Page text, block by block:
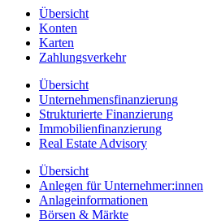
Übersicht
Konten
Karten
Zahlungsverkehr
Übersicht
Unternehmensfinanzierung
Strukturierte Finanzierung
Immobilienfinanzierung
Real Estate Advisory
Übersicht
Anlegen für Unternehmer:innen
Anlageinformationen
Börsen & Märkte